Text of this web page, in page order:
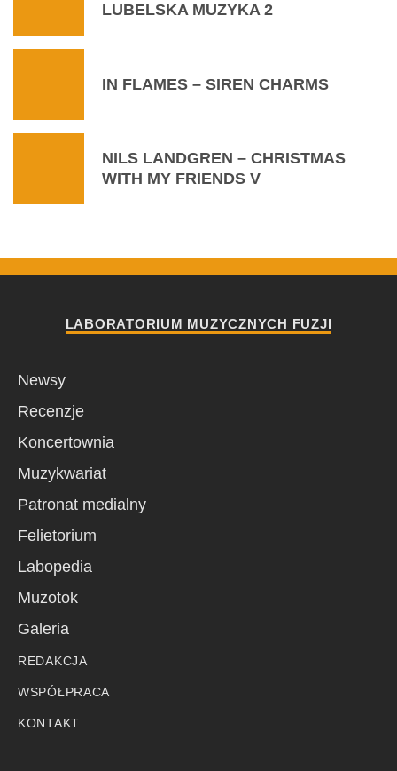
LUBELSKA MUZYKA 2
IN FLAMES – SIREN CHARMS
NILS LANDGREN – CHRISTMAS
WITH MY FRIENDS V
LABORATORIUM MUZYCZNYCH FUZJI
Newsy
Recenzje
Koncertownia
Muzykwariat
Patronat medialny
Felietorium
Labopedia
Muzotok
Galeria
REDAKCJA
WSPÓŁPRACA
KONTAKT